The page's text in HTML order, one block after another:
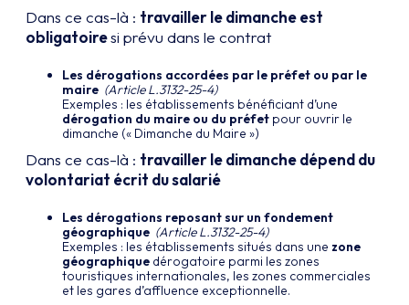
Dans ce cas-là : travailler le dimanche est
obligatoiresi prévu dans le contrat
Les dérogations accordées par le préfet ou par le
maire (Article L.3132-25-4)
Exemples : les établissements bénéficiant d’une
dérogation du maire ou du préfet pour ouvrir le
dimanche (« Dimanche du Maire »)
Dans ce cas-là : travailler le dimanche dépend du
volontariat écrit du salarié
Les dérogations reposant sur un fondement
géographique (Article L.3132-25-4)
Exemples : les établissements situés dans une zone
géographique dérogatoire parmi les zones
touristiques internationales, les zones commerciales
et les gares d’affluence exceptionnelle.